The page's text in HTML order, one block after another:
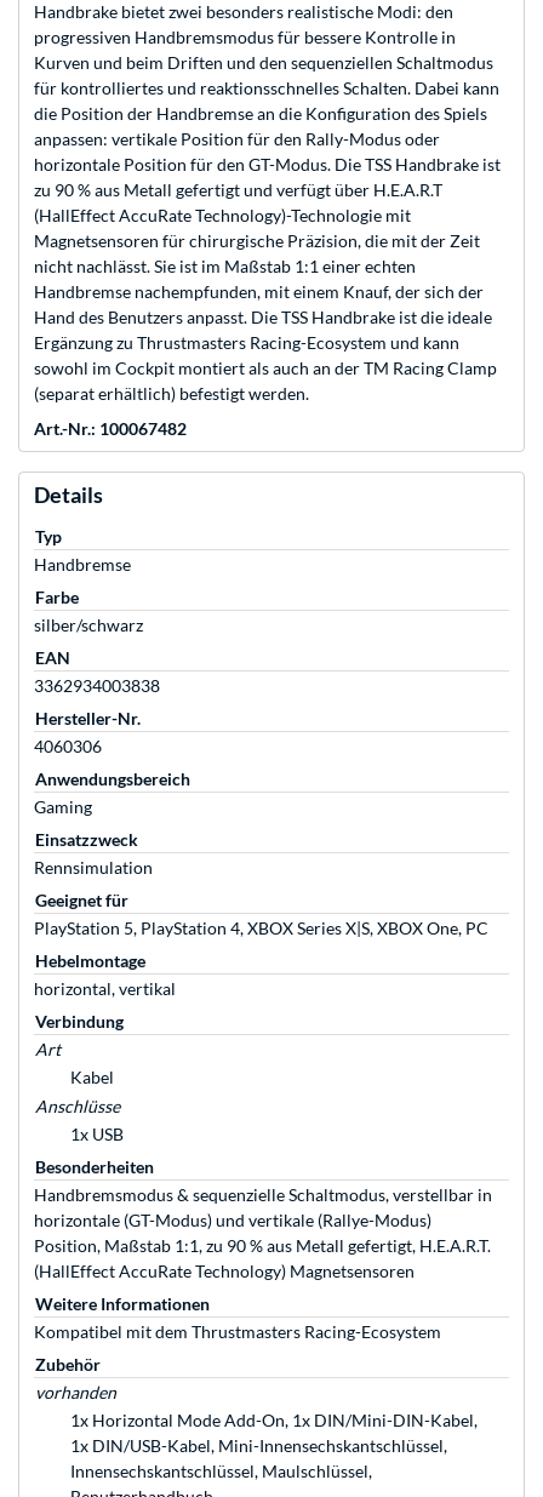
Handbrake bietet zwei besonders realistische Modi: den
progressiven Handbremsmodus für bessere Kontrolle in
Kurven und beim Driften und den sequenziellen Schaltmodus
für kontrolliertes und reaktionsschnelles Schalten. Dabei kann
die Position der Handbremse an die Konfiguration des Spiels
anpassen: vertikale Position für den Rally-Modus oder
horizontale Position für den GT-Modus. Die TSS Handbrake ist
zu 90 % aus Metall gefertigt und verfügt über H.E.A.R.T
(HallEffect AccuRate Technology)-Technologie mit
Magnetsensoren für chirurgische Präzision, die mit der Zeit
nicht nachlässt. Sie ist im Maßstab 1:1 einer echten
Handbremse nachempfunden, mit einem Knauf, der sich der
Hand des Benutzers anpasst. Die TSS Handbrake ist die ideale
Ergänzung zu Thrustmasters Racing-Ecosystem und kann
sowohl im Cockpit montiert als auch an der TM Racing Clamp
(separat erhältlich) befestigt werden.
Art.-Nr.: 100067482
Details
Typ
Handbremse
Farbe
silber/schwarz
EAN
3362934003838
Hersteller-Nr.
4060306
Anwendungsbereich
Gaming
Einsatzzweck
Rennsimulation
Geeignet für
PlayStation 5, PlayStation 4, XBOX Series X|S, XBOX One, PC
Hebelmontage
horizontal, vertikal
Verbindung
Art
Kabel
Anschlüsse
1x USB
Besonderheiten
Handbremsmodus & sequenzielle Schaltmodus, verstellbar in
horizontale (GT-Modus) und vertikale (Rallye-Modus)
Position, Maßstab 1:1, zu 90 % aus Metall gefertigt, H.E.A.R.T.
(HallEffect AccuRate Technology) Magnetsensoren
Weitere Informationen
Kompatibel mit dem Thrustmasters Racing-Ecosystem
Zubehör
vorhanden
1x Horizontal Mode Add-On, 1x DIN/Mini-DIN-Kabel,
1x DIN/USB-Kabel, Mini-Innensechskantschlüssel,
Innensechskantschlüssel, Maulschlüssel,